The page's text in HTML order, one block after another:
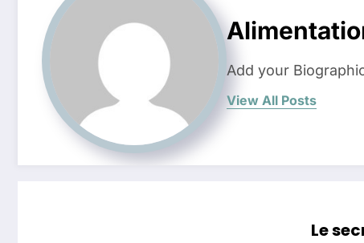
Add your
View All Posts
Le